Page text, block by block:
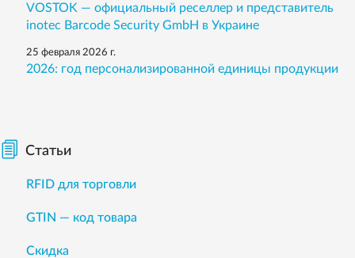
VOSTOK — официальный реселлер и представитель
inotec Barcode Security GmbH в Украине
25 февраля 2026 г.
2026: год персонализированной единицы продукции
Статьи
RFID для торговли
GTIN — код товара
Скидка